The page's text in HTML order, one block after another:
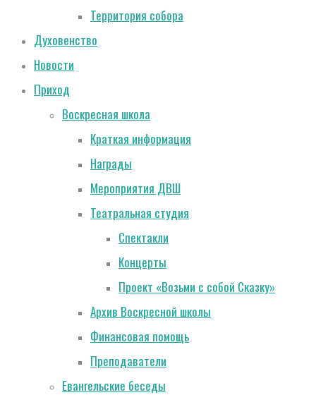
Территория собора
Духовенство
Новости
Приход
Воскресная школа
Краткая информация
Награды
Мероприятия ДВШ
Театральная студия
Спектакли
Концерты
Проект «Возьми с собой Сказку»
Архив Воскресной школы
Финансовая помощь
Преподаватели
Евангельские беседы